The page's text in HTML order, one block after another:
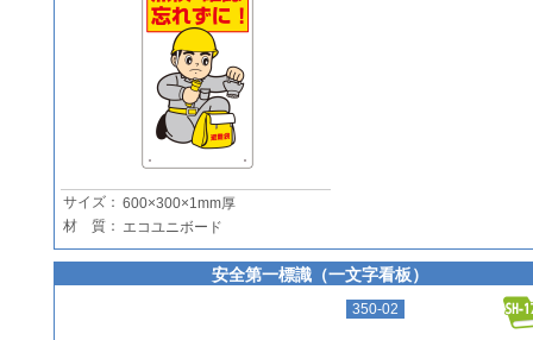
サイズ： 600×300×1mm厚
材 質： エコユニボード
安全第一標識（一文字看板）
350-02